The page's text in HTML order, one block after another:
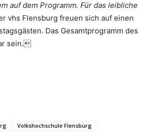
auf dem Programm. Für das leibliche
vhs Flensburg freuen sich auf einen
Das Gesamtprogramm des
sein.
Volkshochschule Flensburg